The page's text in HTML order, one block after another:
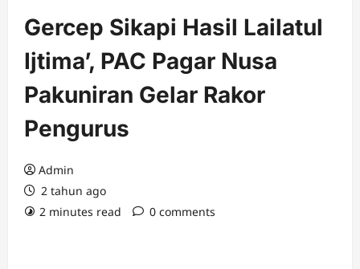
Gercep Sikapi Hasil Lailatul
Ijtima’, PAC Pagar Nusa
Pakuniran Gelar Rakor
Pengurus
Admin
2 tahun ago
2 minutes read
0 comments